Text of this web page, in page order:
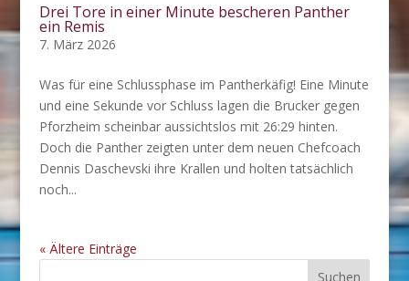
Drei Tore in einer Minute bescheren Panther
ein Remis
7. März 2026
Was für eine Schlussphase im Pantherkäfig! Eine Minute
und eine Sekunde vor Schluss lagen die Brucker gegen
Pforzheim scheinbar aussichtslos mit 26:29 hinten.
Doch die Panther zeigten unter dem neuen Chefcoach
Dennis Daschevski ihre Krallen und holten tatsächlich
noch...
« Ältere Einträge